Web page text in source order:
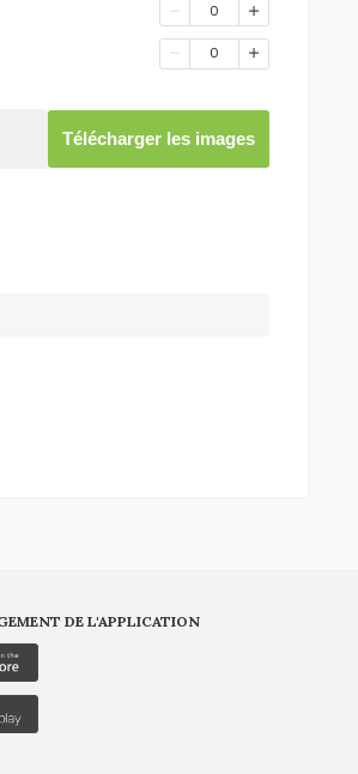
0
0
Télécharger les images
DE L'APPLICATION